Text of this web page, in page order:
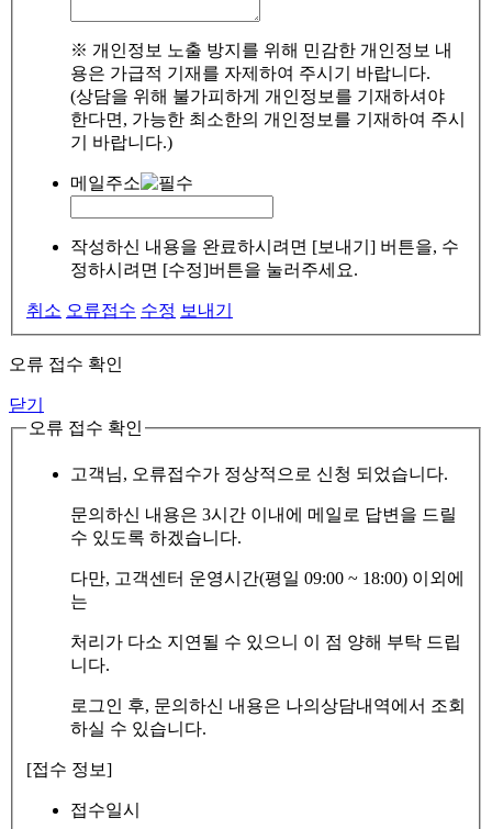
※ 개인정보 노출 방지를 위해 민감한 개인정보 내
용은 가급적 기재를 자제하여 주시기 바랍니다.
(상담을 위해 불가피하게 개인정보를 기재하셔야
한다면, 가능한 최소한의 개인정보를 기재하여 주시
기 바랍니다.)
메일주소
작성하신 내용을 완료하시려면 [보내기] 버튼을, 수
정하시려면 [수정]버튼을 눌러주세요.
취소 오류접수 수정 보내기
오류 접수 확인
닫기
오류 접수 확인
고객님, 오류접수가 정상적으로 신청 되었습니다.
문의하신 내용은 3시간 이내에 메일로 답변을 드릴
수 있도록 하겠습니다.
다만, 고객센터 운영시간(평일 09:00 ~ 18:00) 이외에
는
처리가 다소 지연될 수 있으니 이 점 양해 부탁 드립
니다.
로그인 후, 문의하신 내용은 나의상담내역에서 조회
하실 수 있습니다.
[접수 정보]
접수일시